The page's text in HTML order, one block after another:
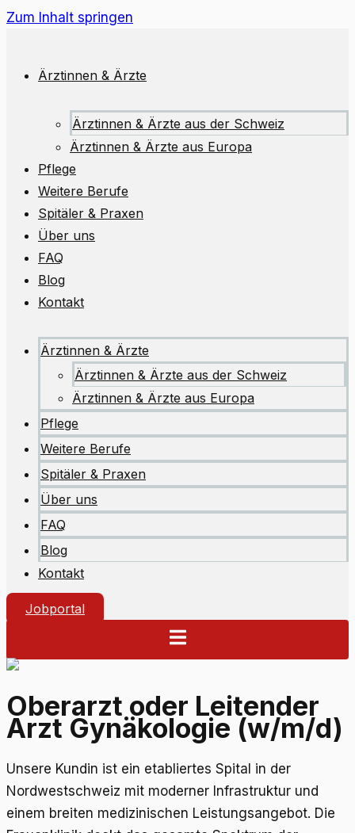
Zum Inhalt springen
Ärztinnen & Ärzte
Ärztinnen & Ärzte aus der Schweiz
Ärztinnen & Ärzte aus Europa
Pflege
Weitere Berufe
Spitäler & Praxen
Über uns
FAQ
Blog
Kontakt
Ärztinnen & Ärzte
Ärztinnen & Ärzte aus der Schweiz
Ärztinnen & Ärzte aus Europa
Pflege
Weitere Berufe
Spitäler & Praxen
Über uns
FAQ
Blog
Kontakt
Jobportal
Oberarzt oder Leitender
Arzt Gynäkologie (w/m/d)
Unsere Kundin ist ein etabliertes Spital in der
Nordwestschweiz mit moderner Infrastruktur und
einem breiten medizinischen Leistungsangebot. Die